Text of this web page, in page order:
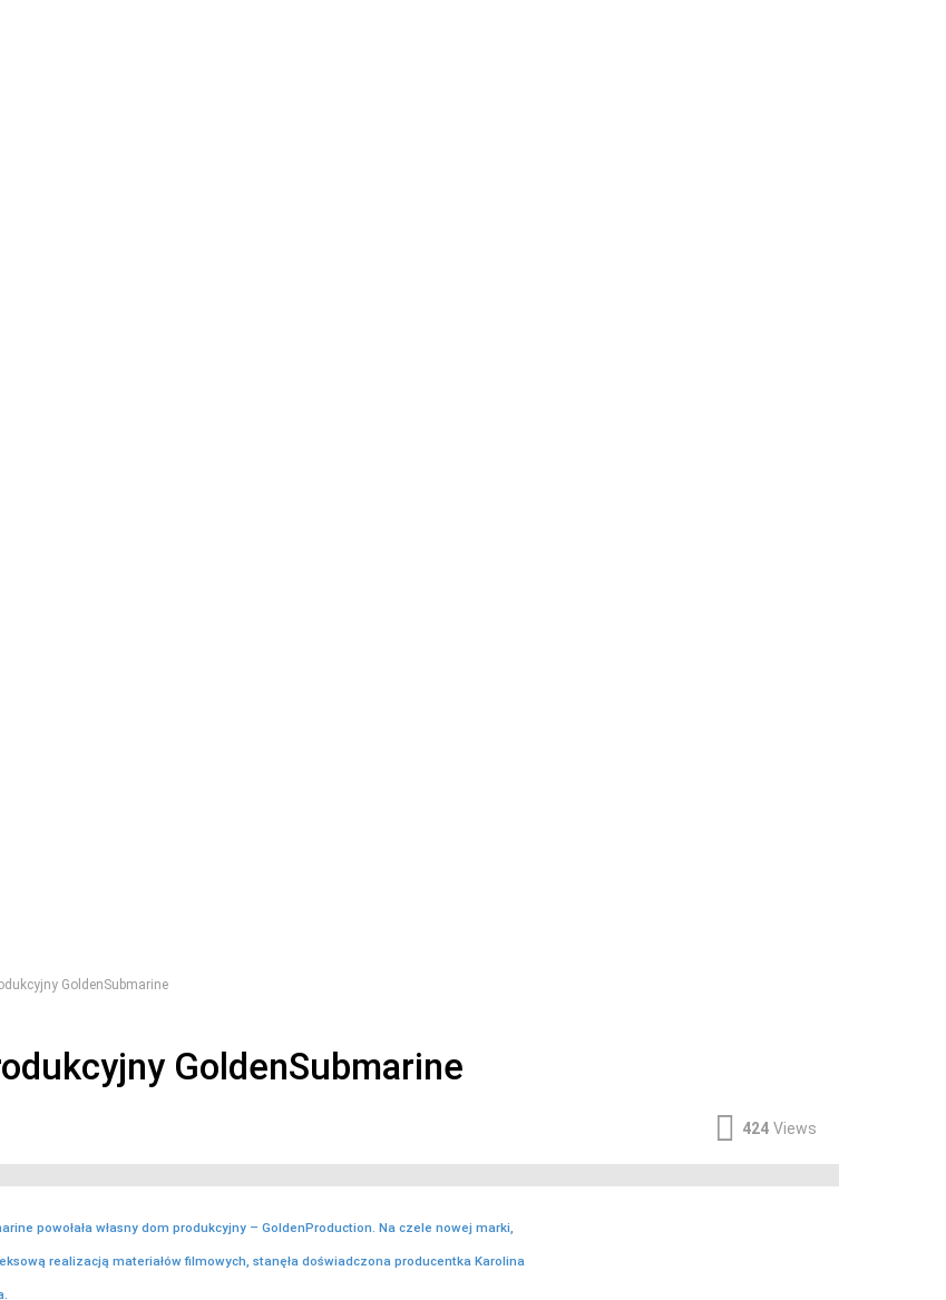
GoldenSubmarine
GoldenSubmarine
424 Views
powołała własny dom produkcyjny – GoldenProduction. Na czele nowej marki,
realizacją materiałów filmowych, stanęła doświadczona producentka Karolina